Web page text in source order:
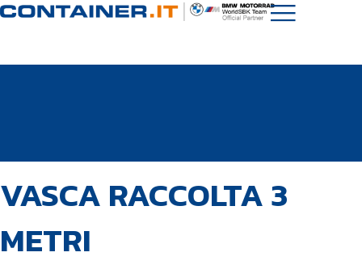
IN:
VASCA RACCOLTA 3
METRI
il: